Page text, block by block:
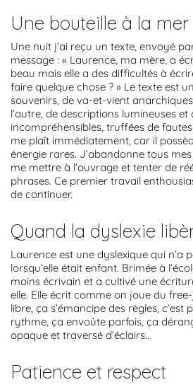
Une bouteille à la mer
Une nuit j’ai reçu un texte, envoyé
message : « Laurence, ma mère, a
beau mais elle a des difficultés à
faire quelque chose ? » Le texte est
souvenirs, de va-et-vient
l’autre, de descriptions lumineuses et
incompréhensibles, truffées de
me plaît immédiatement, car il
énergie rares. J’abandonne tous
me mettre à l’ouvrage et tenter de
phrases. Ce premier travail
de continuer.
Quand la dyslexie
Laurence est une dyslexique qui n’a
lorsqu’elle était enfant. Brimée à
moins écrivain et a cultivé une
elle. Elle écrit comme on joue du
libre, ça s’émancipe des règles, c’est
rythme, ça envoûte parfois, ça
opaque et traversé d’éclairs…
Patience et respect